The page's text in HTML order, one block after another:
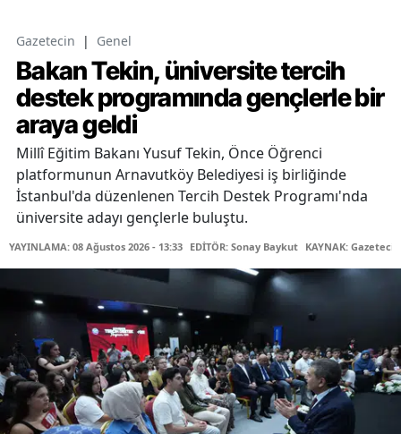
Gazetecin | Genel
Bakan Tekin, üniversite tercih
destek programında gençlerle bir
araya geldi
Millî Eğitim Bakanı Yusuf Tekin, Önce Öğrenci
platformunun Arnavutköy Belediyesi iş birliğinde
İstanbul'da düzenlenen Tercih Destek Programı'nda
üniversite adayı gençlerle buluştu.
YAYINLAMA: 08 Ağustos 2026 - 13:33 EDİTÖR: Sonay Baykut KAYNAK: Gazetecin